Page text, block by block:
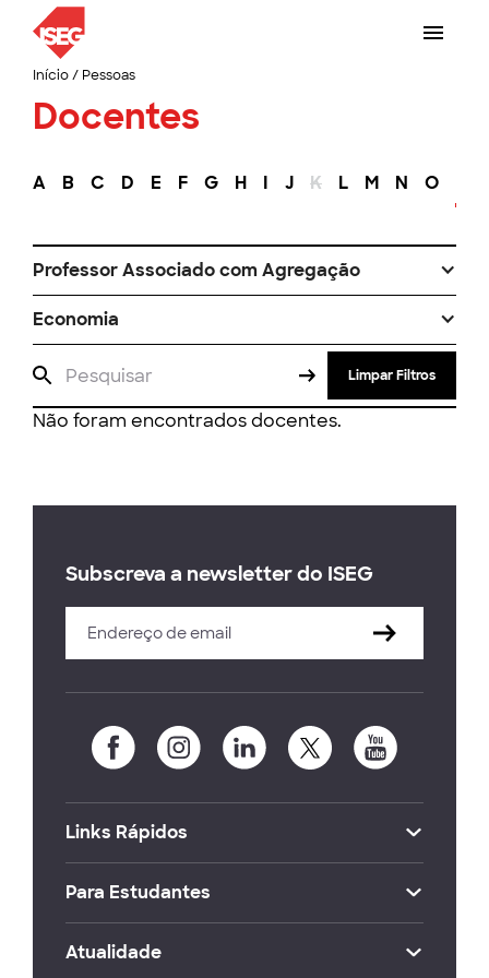
Início/ Pessoas
Docentes
A B C D E F G H I J K L M N O
Professor Associado com Agregação
Economia
Limpar Filtros
Não foram encontrados docentes.
Subscreva a newsletter do ISEG
Links Rápidos
Para Estudantes
Atualidade